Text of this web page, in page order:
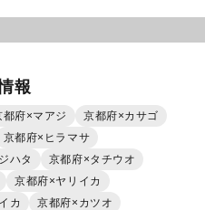
報
都府×マアジ
京都府×カサゴ
京都府×ヒラマサ
ハタ
京都府×タチウオ
京都府×ヤリイカ
カ
京都府×カツオ